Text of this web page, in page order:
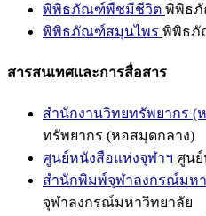
พิพิธภัณฑ์พืชมีชีวิต พิพิธ
พิพิธภัณฑ์สมุนไพร พิพิธภั
สารสนเทศและการสื่อสาร
สำนักงานวิทยทรัพยากร (
ทรัพยากร (หอสมุดกลาง)
ศูนย์หนังสือแห่งจุฬาฯ ศูนย์
สำนักพิมพ์จุฬาลงกรณ์มห
จุฬาลงกรณ์มหาวิทยาลัย